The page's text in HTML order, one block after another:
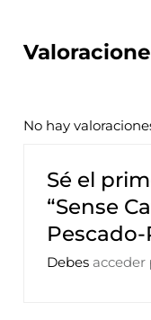
No hay
Sé el
“Sense
Pescado-
Debes acceder